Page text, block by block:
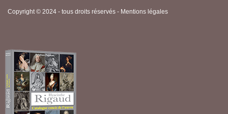
Copyright © 2024 - tous droits réservés - Mentions légales